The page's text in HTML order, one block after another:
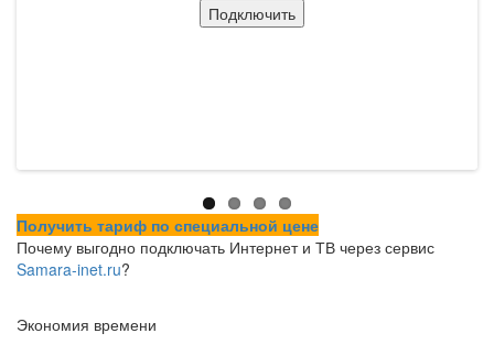
Подключить
Получить тариф по специальной цене
Почему выгодно подключать Интернет и ТВ через сервис
Samara-inet.ru?
Экономия времени